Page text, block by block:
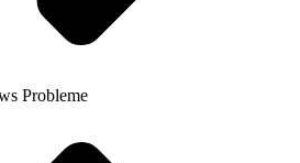
Probleme